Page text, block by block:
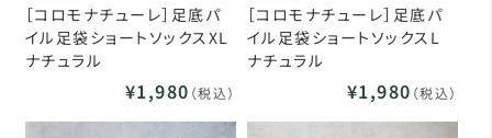
［コロモナチューレ］足底パ
イル足袋ショートソックスXL
ナチュラル
¥1,980 （税込）
［コロモナチューレ］足底パ
イル足袋ショートソックスL
ナチュラル
¥1,980 （税込）